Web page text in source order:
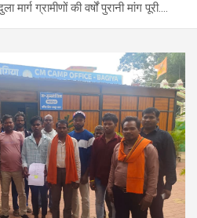
ग्रामीणों की वर्षों पुरानी मांग पूरी….